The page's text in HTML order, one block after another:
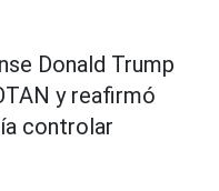
Donald Trump
y reafirmó
controlar